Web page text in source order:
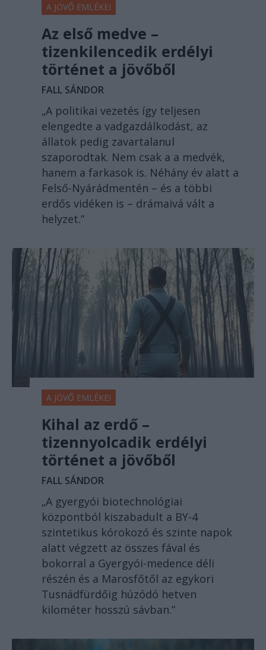
A JÖVŐ EMLÉKEI
Az első medve –
tizenkilencedik erdélyi
történet a jövőből
FALL SÁNDOR
„A politikai vezetés így teljesen
elengedte a vadgazdálkodást, az
állatok pedig zavartalanul
szaporodtak. Nem csak a a medvék,
hanem a farkasok is. Néhány év alatt a
Felső-Nyárádmentén – és a többi
erdős vidéken is – drámaivá vált a
helyzet.”
A JÖVŐ EMLÉKEI
Kihal az erdő –
tizennyolcadik erdélyi
történet a jövőből
FALL SÁNDOR
„A gyergyói biotechnológiai
központból kiszabadult a BY-4
szintetikus kórokozó és szinte napok
alatt végzett az összes fával és
bokorral a Gyergyói-medence déli
részén és a Marosfőtől az egykori
Tusnádfürdőig húzódó hetven
kilométer hosszú sávban.”